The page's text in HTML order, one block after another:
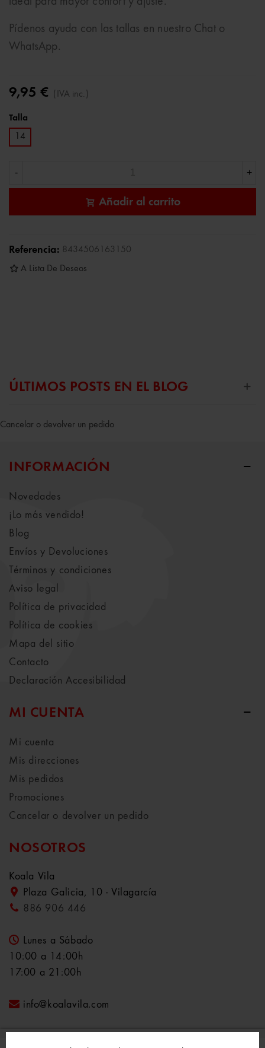
Pídenos ayuda con las tallas en nuestro Chat o
WhatsApp.
9,95 € (IVA inc.)
Talla
14
- +
Añadir al carrito
Referencia: 8434506163150
A Lista De Deseos
ÚLTIMOS POSTS EN EL BLOG
Cancelar o devolver un pedido
INFORMACIÓN
Novedades
¡Lo más vendido!
Blog
Envíos y Devoluciones
Términos y condiciones
Aviso legal
Política de privacidad
Política de cookies
Mapa del sitio
Contacto
Declaración Accesibilidad
MI CUENTA
Mi cuenta
Mis direcciones
Mis pedidos
Promociones
Cancelar o devolver un pedido
NOSOTROS
Koala Vila
Plaza Galicia, 10 - Vilagarcía
886 906 446
Lunes a Sábado
10:00 a 14:00h
17:00 a 21:00h
info@koalavila.com